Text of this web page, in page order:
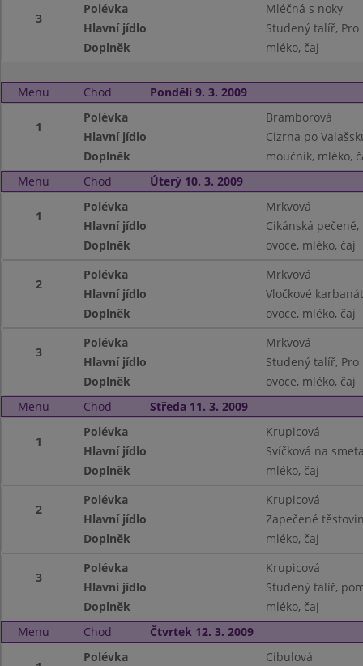
3
Polévka
Mléčná s noky
Hlavní jídlo
Studený talíř,
Doplněk
mléko, čaj
Menu Chod Pondělí 9. 3. 2009
1
Polévka
Bramborová
Hlavní jídlo
Cizrna po
Doplněk
moučník, mléko,
Menu
Chod Úterý 10. 3. 2009
1
Polévka
Mrkvová
Hlavní jídlo
Cikánská pečeně,
Doplněk
ovoce, mléko, čaj
2
Polévka
Mrkvová
Hlavní jídlo
Vločkové
Doplněk
ovoce, mléko, čaj
3
Polévka
Mrkvová
Hlavní jídlo
Studený talíř,
Doplněk
ovoce, mléko, čaj
Menu
Chod Středa 11. 3. 2009
1
Polévka
Krupicová
Hlavní jídlo
Svíčková na
Doplněk
mléko, čaj
2
Polévka
Krupicová
Hlavní jídlo
Zapečené
Doplněk
mléko, čaj
3
Polévka
Krupicová
Hlavní jídlo
Studený talíř,
Doplněk
mléko, čaj
Menu
Chod Čtvrtek 12. 3. 2009
Polévka
Cibulová